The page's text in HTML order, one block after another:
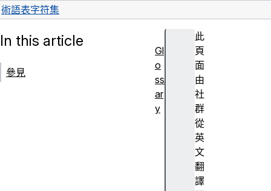
術語表字符集
此
頁
面
由
社
群
從
英
文
翻
譯
In this article
參見
Gl
o
ss
ar
y